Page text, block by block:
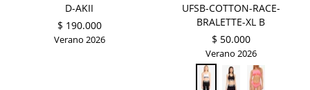
D-AKII
$ 190.000
Verano 2026
UFSB-COTTON-RACE-
BRALETTE-XL B
$ 50.000
Verano 2026